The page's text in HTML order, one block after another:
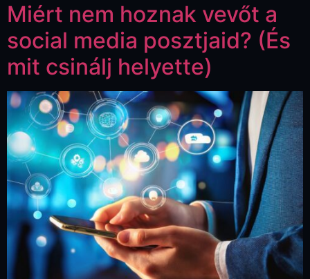
Miért nem hoznak vevőt a
social media posztjaid? (És
mit csinálj helyette)